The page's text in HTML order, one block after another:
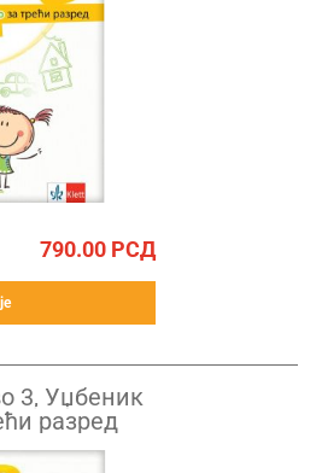
790.00 РСД
3, Уџбеник
разред